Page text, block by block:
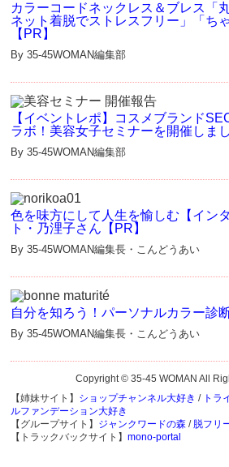
カラーコードネックレス＆ブレス「
ネット着脱でストレスフリー」「ち
【PR】
By 35-45WOMAN編集部
【イベントレポ】コスメブランド
ラボ！美容女子セミナーを開催しま
By 35-45WOMAN編集部
色を味方にして人生を愉しむ【イン
ト・乃浬子さん【PR】
By 35-45WOMAN編集長・こんどうあい
自分を知ろう！パーソナルカラー診
By 35-45WOMAN編集長・こんどうあい
Copyright © 35-45 WOMAN All
【姉妹サイト】 ショップチャンネル大好き / トラ
ルファンデーション大好き
【グループサイト】 ジャンクワードの森 / 脱フリ
【トラックバックサイト】mono-portal